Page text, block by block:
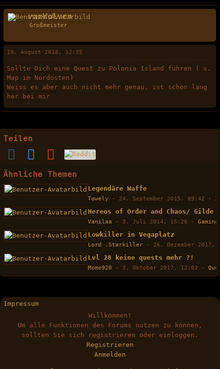
vanWolven
Großmeister
19. August 2018, 12:35
Sollte Dich eine Quest zu Polonia Island führen ( s.
Map im Nordosten)
Weiss es aber auch nicht mehr genau, ist schon lang
her bei mir
Teilen
Ähnliche Themen
Legendäre Waffe
Towely - 24. September 2015, 09:42 -
Hereos of Order and Chaos/ Gilde
Vanilaa - 3. Juli 2014, 15:26 - Gaming
Lowkiller in Vegaplatz
Lord .Starkiller - 26. Dezember 2017,
Lvl 28 keine quests mehr ?!
Momo920 - 3. Oktober 2017, 12:02 -
Impressum
Willkommen!
Um alle Funktionen des Forums nutzen zu können,
sollten Sie sich registrieren oder einloggen.
Registrieren
Anmelden